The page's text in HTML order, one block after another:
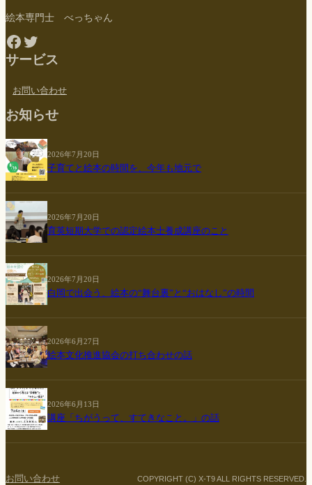
絵本専門士 べっちゃん
Facebook
Twitter
サービス
お問い合わせ
お知らせ
2026年7月20日
子育てと絵本の時間を、今年も地元で
2026年7月20日
育英短期大学での認定絵本士養成講座のこと
2026年7月20日
白岡で出会う、絵本の“舞台裏”と“おはなし”の時間
2026年6月27日
絵本文化推進協会の打ち合わせの話
2026年6月13日
講座「ちがうって、すてきなこと。」の話
お問い合わせ COPYRIGHT (C) X-T9 ALL RIGHTS RESERVED.